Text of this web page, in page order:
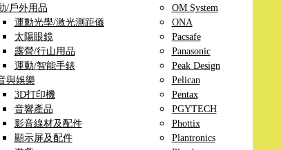
/戶外用品
運動光學/激光測距儀
太陽眼鏡
露營/行山用品
運動/智能手錶
與娛樂
3D打印機
音響產品
影音線材及配件
顯示屏及配件
OM System
ONA
Pacsafe
Panasonic
Peak Design
Pelican
Pentax
PGYTECH
Phottix
Plantronics